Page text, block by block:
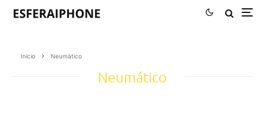
Inicio Neumático
Neumático